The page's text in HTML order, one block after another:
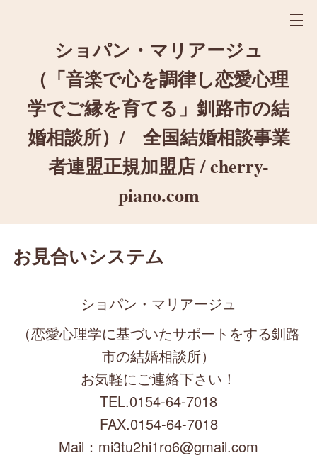
ショパン・マリアージュ
（「音楽で心を調律し恋愛心理
学でご縁を育てる」釧路市の結
婚相談所）/ 全国結婚相談事業
者連盟正規加盟店 / cherry-
piano.com
お見合いシステム
ショパン・マリアージュ
（恋愛心理学に基づいたサポートをする釧路
市の結婚相談所）
お気軽にご連絡下さい！
TEL.0154-64-7018
FAX.0154-64-7018
Mail：mi3tu2hi1ro6@gmail.com